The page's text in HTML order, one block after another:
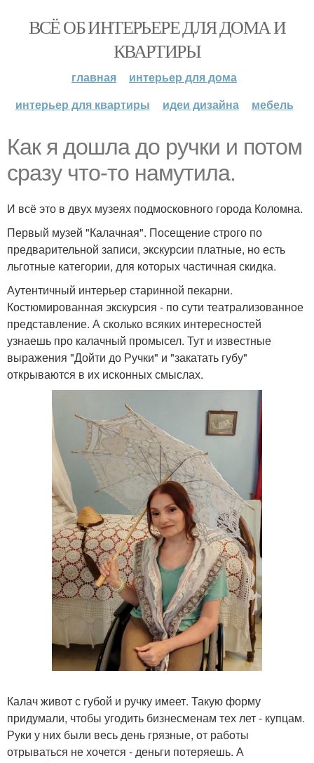
ВСЁ ОБ ИНТЕРЬЕРЕ ДЛЯ ДОМА И
КВАРТИРЫ
главная
интерьер для дома
интерьер для квартиры
идеи дизайна мебель
Как я дошла до ручки и потом
сразу что-то намутила.
И всё это в двух музеях подмосковного города Коломна.
Первый музей "Калачная". Посещение строго по
предварительной записи, экскурсии платные, но есть
льготные категории, для которых частичная скидка.
Аутентичный интерьер старинной пекарни.
Костюмированная экскурсия - по сути театрализованное
представление. А сколько всяких интересностей
узнаешь про калачный промысел. Тут и известные
выражения "Дойти до Ручки" и "закатать губу"
открываются в их исконных смыслах.
Калач живот с губой и ручку имеет. Такую форму
придумали, чтобы угодить бизнесменам тех лет - купцам.
Руки у них были весь день грязные, от работы
отрываться не хочется - деньги потеряешь. А